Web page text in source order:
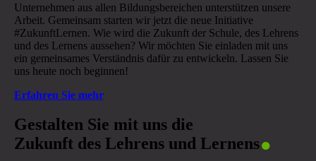
Unternehmen aus allen Bildungsbereichen unterstützen unsere
Arbeit. Gemeinsam starten wir jetzt die neue Initiative
#ZukunftLernen. Wie wird die Zukunft der Schule, des Lehrens
und des Lernens aussehen? Wir möchten Sie einladen mit uns
ein gemeinsames Verständnis dafür zu entwickeln. Lassen Sie
uns heute noch beginnen!
Erfahren Sie mehr
Gestalten Sie mit uns die
Zukunft des Lehrens und Lernens.